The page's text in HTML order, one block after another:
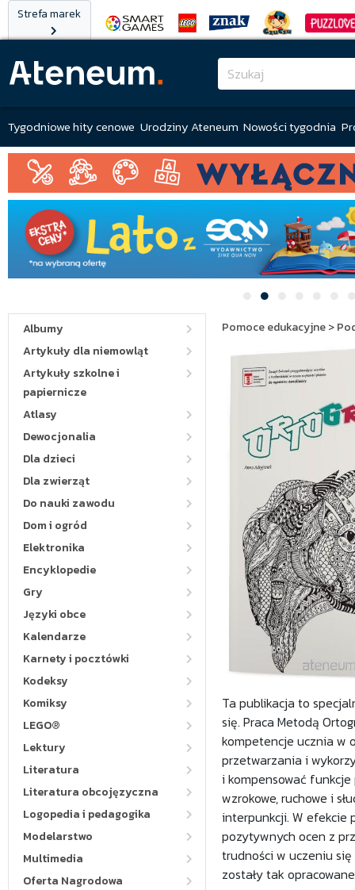
Strefa marek
Tygodniowe hity cenowe Urodziny Ateneum Nowości tygodnia
Albumy
Artykuły dla niemowląt
Artykuły szkolne i
papiernicze
Atlasy
Dewocjonalia
Dla dzieci
Dla zwierząt
Do nauki zawodu
Dom i ogród
Elektronika
Encyklopedie
Gry
Języki obce
Kalendarze
Karnety i pocztówki
Kodeksy
Komiksy
LEGO®
Lektury
Literatura
Literatura obcojęzyczna
Logopedia i pedagogika
Modelarstwo
Multimedia
Oferta Nagrodowa
Pomoce edukacyjne>
Ta publikacja to
się. Praca Metodą
kompetencje ucznia w
przetwarzania i
i kompensować
wzrokowe, ruchowe i
interpunkcji. W efekcie
pozytywnych ocen z
trudności w uczeniu
zostały tak